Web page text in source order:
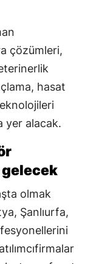
çözümleri,
hasat
yer alacak.
olmak
Şanlıurfa,